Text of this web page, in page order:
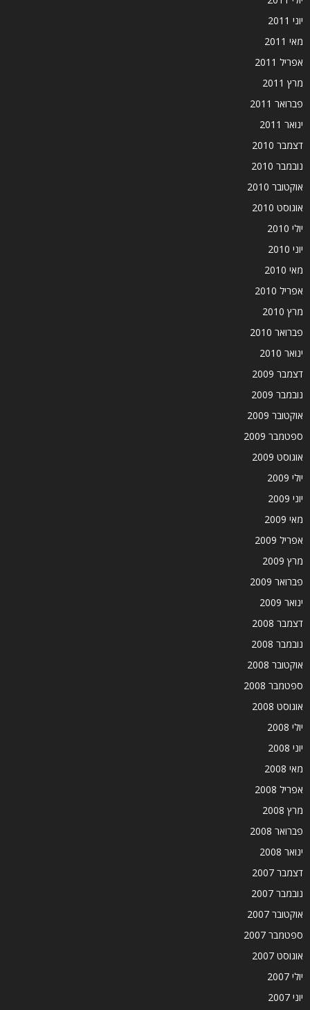
יוני 2011
מאי 2011
אפריל 2011
מרץ 2011
פברואר 2011
ינואר 2011
דצמבר 2010
נובמבר 2010
אוקטובר 2010
אוגוסט 2010
יולי 2010
יוני 2010
מאי 2010
אפריל 2010
מרץ 2010
פברואר 2010
ינואר 2010
דצמבר 2009
נובמבר 2009
אוקטובר 2009
ספטמבר 2009
אוגוסט 2009
יולי 2009
יוני 2009
מאי 2009
אפריל 2009
מרץ 2009
פברואר 2009
ינואר 2009
דצמבר 2008
נובמבר 2008
אוקטובר 2008
ספטמבר 2008
אוגוסט 2008
יולי 2008
יוני 2008
מאי 2008
אפריל 2008
מרץ 2008
פברואר 2008
ינואר 2008
דצמבר 2007
נובמבר 2007
אוקטובר 2007
ספטמבר 2007
אוגוסט 2007
יולי 2007
יוני 2007